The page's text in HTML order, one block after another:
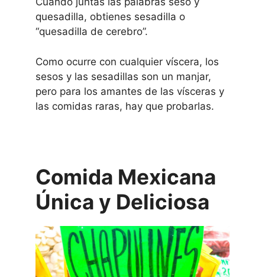
quesadilla, obtienes sesadilla o
“quesadilla de cerebro”.
Como ocurre con cualquier víscera, los
sesos y las sesadillas son un manjar,
pero para los amantes de las vísceras y
las comidas raras, hay que probarlas.
Comida Mexicana
Única y Deliciosa